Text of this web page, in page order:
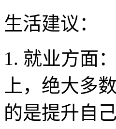
生活建议：
1. 就业方面
上，绝大多
的是提升自